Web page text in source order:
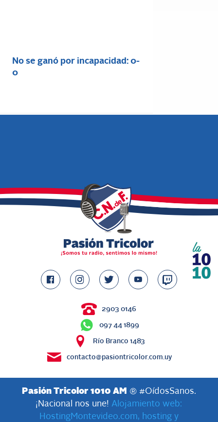
No se ganó por incapacidad: 0-
0
2903 0146
097 44 1899
Río Branco 1483
contacto@pasiontricolor.com.uy
Pasión Tricolor 1010 AM
® #OídosSanos.
¡Nacional nos une! Alojamiento web:
HostingMontevideo.com, hosting y